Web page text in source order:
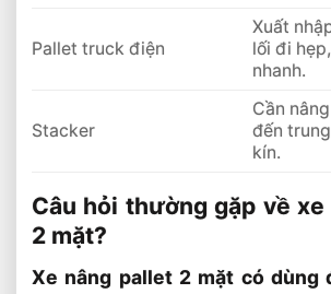
Pallet truck điện
Xuất
lối đi
nhanh.
Stacker
Cần
đến
kín.
Câu hỏi thường gặp về
2 mặt?
Xe nâng pallet 2 mặt có dùng